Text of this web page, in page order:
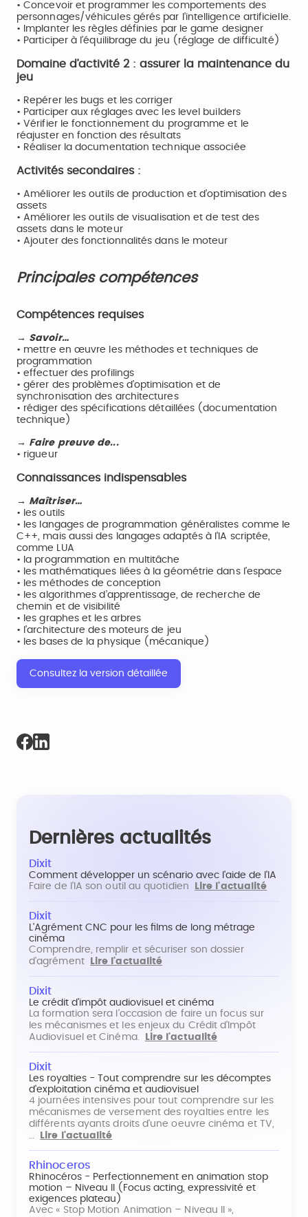
• Concevoir et programmer les comportements des
personnages/véhicules gérés par l’intelligence artificielle.
• Implanter les règles définies par le game designer
• Participer à l’équilibrage du jeu (réglage de difficulté)
Domaine d’activité 2 : assurer la maintenance du
jeu
• Repérer les bugs et les corriger
• Participer aux réglages avec les level builders
• Vérifier le fonctionnement du programme et le
réajuster en fonction des résultats
• Réaliser la documentation technique associée
Activités secondaires :
• Améliorer les outils de production et d’optimisation des
assets
• Améliorer les outils de visualisation et de test des
assets dans le moteur
• Ajouter des fonctionnalités dans le moteur
Principales compétences
Compétences requises
→ Savoir…
• mettre en œuvre les méthodes et techniques de
programmation
• effectuer des profilings
• gérer des problèmes d’optimisation et de
synchronisation des architectures
• rédiger des spécifications détaillées (documentation
technique)
→ Faire preuve de...
• rigueur
Connaissances indispensables
→ Maîtriser…
• les outils
• les langages de programmation généralistes comme le
C++, mais aussi des langages adaptés à l’IA scriptée,
comme LUA
• la programmation en multitâche
• les mathématiques liées à la géométrie dans l’espace
• les méthodes de conception
• les algorithmes d’apprentissage, de recherche de
chemin et de visibilité
• les graphes et les arbres
• l’architecture des moteurs de jeu
• les bases de la physique (mécanique)
Consultez la version détaillée
Dernières actualités
Dixit
Comment développer un scénario avec l'aide de l'IA
Faire de l'IA son outil au quotidien
Lire l'actualité
Dixit
L'Agrément CNC pour les films de long métrage
cinéma
Comprendre, remplir et sécuriser son dossier
d'agrément
Lire l'actualité
Dixit
Le crédit d'impôt audiovisuel et cinéma
La formation sera l'occasion de faire un focus sur
les mécanismes et les enjeux du Crédit d'Impôt
Audiovisuel et Cinéma.
Lire l'actualité
Dixit
Les royalties - Tout comprendre sur les décomptes
d'exploitation cinéma et audiovisuel
4 journées intensives pour tout comprendre sur les
mécanismes de versement des royalties entre les
différents ayants droits d'une oeuvre cinéma et TV,
…
Lire l'actualité
Rhinoceros
Rhinocéros - Perfectionnement en animation stop
motion – Niveau II (Focus acting, expressivité et
exigences plateau)
Avec « Stop Motion Animation – Niveau II »,